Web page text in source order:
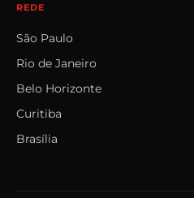
REDE
São Paulo
Rio de Janeiro
Belo Horizonte
Curitiba
Brasília